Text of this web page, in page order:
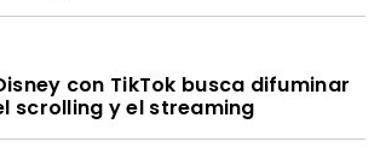
con TikTok busca difuminar
scrolling y el streaming